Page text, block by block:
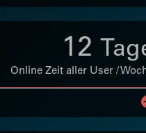
12
Online Zeit aller User /